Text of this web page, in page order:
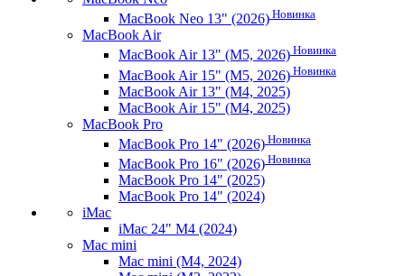
MacBook Neo 13" (2026) Новинка
MacBook Air
MacBook Air 13" (M5, 2026) Новинка
MacBook Air 15" (M5, 2026) Новинка
MacBook Air 13" (M4, 2025)
MacBook Air 15" (M4, 2025)
MacBook Pro
MacBook Pro 14" (2026) Новинка
MacBook Pro 16" (2026) Новинка
MacBook Pro 14" (2025)
MacBook Pro 14" (2024)
iMac
iMac 24" M4 (2024)
Mac mini
Mac mini (M4, 2024)